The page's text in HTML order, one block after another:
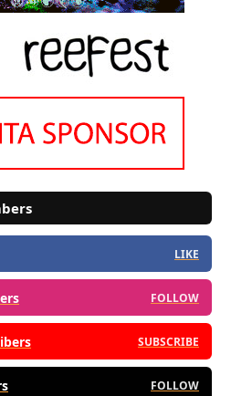
LIKE
FOLLOW
SUBSCRIBE
FOLLOW